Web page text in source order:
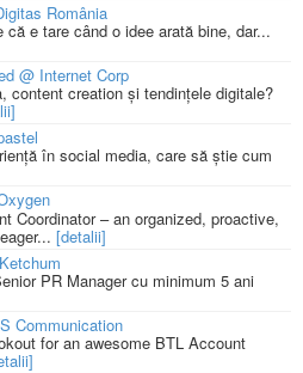
România
e tare când o idee arată bine, dar...
@ Internet Corp
content creation și tendințele digitale?
în social media, care să știe cum
Coordinator – an organized, proactive,
[detalii]
PR Manager cu minimum 5 ani
Communication
for an awesome BTL Account